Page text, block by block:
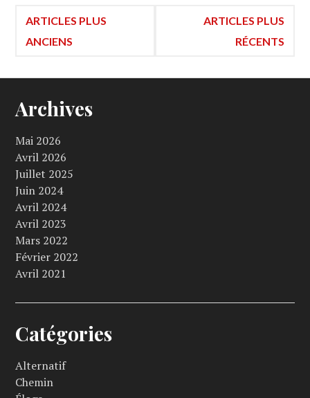
Navigation
des
articles
ARTICLES PLUS
ANCIENS
ARTICLES PLUS
RÉCENTS
Archives
Mai 2026
Avril 2026
Juillet 2025
Juin 2024
Avril 2024
Avril 2023
Mars 2022
Février 2022
Avril 2021
Catégories
Alternatif
Chemin